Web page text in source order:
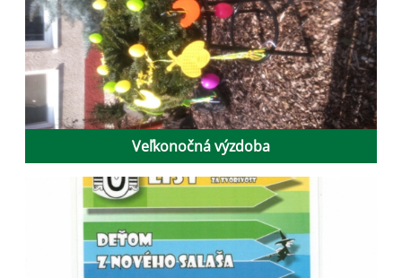
Veľkonočná výzdoba